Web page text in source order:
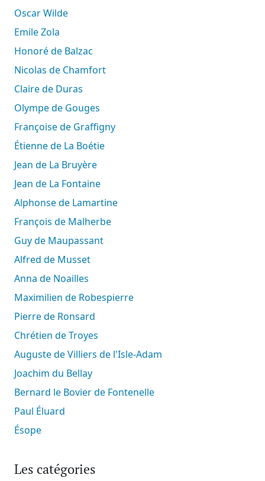
Oscar Wilde
Emile Zola
Honoré de Balzac
Nicolas de Chamfort
Claire de Duras
Olympe de Gouges
Françoise de Graffigny
Étienne de La Boétie
Jean de La Bruyère
Jean de La Fontaine
Alphonse de Lamartine
François de Malherbe
Guy de Maupassant
Alfred de Musset
Anna de Noailles
Maximilien de Robespierre
Pierre de Ronsard
Chrétien de Troyes
Auguste de Villiers de l'Isle-Adam
Joachim du Bellay
Bernard le Bovier de Fontenelle
Paul Éluard
Ésope
Les catégories